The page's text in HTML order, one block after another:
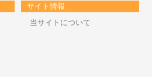
サイト情報
当サイトについて